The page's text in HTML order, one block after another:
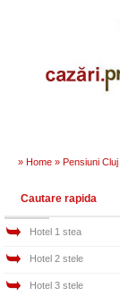
» Home » Pensiuni Cluj
Cautare rapida
Hotel 1 stea
Hotel 2 stele
Hotel 3 stele